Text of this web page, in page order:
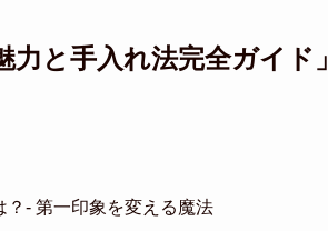
力と手入れ法完全ガイド」
- 第一印象を変える魔法